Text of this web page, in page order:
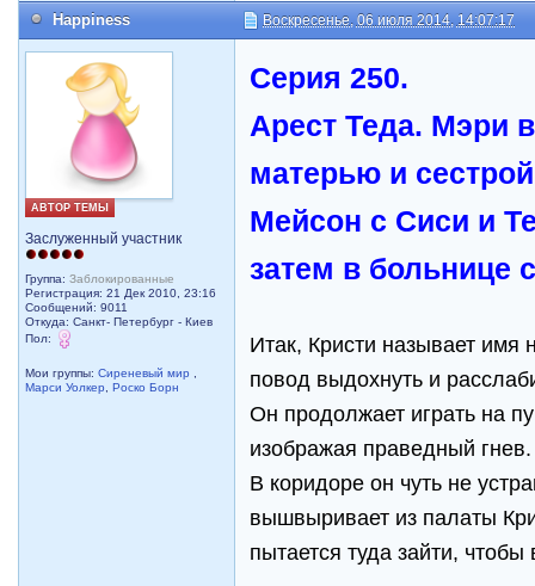
Happiness Воскресенье, 06 июля 2014, 14:07:17
АВТОР ТЕМЫ
Заслуженный участник
Группа:Заблокированные
Регистрация: 21 Дек 2010, 23:16
Сообщений: 9011
Откуда: Санкт- Петербург - Киев
Пол:
Мои группы:Сиреневый мир
Марси Уолкер
,Роско Борн
Серия 250.
Арест Теда. Мэри
матерью и
Мейсон с Сиси и
затем в больнице
Итак, Кристи называет имя
повод выдохнуть и
Он продолжает играть на
изображая праведный гнев.
В коридоре он чуть не
вышвыривает из палаты
пытается туда зайти,